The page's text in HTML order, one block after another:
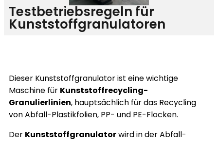
Testbetriebsregeln für
Kunststoffgranulatoren
Dieser Kunststoffgranulator ist eine wichtige
Maschine für Kunststoffrecycling-
Granulierlinien, hauptsächlich für das Recycling
von Abfall-Plastikfolien, PP- und PE-Flocken.
Der Kunststoffgranulatorwird in der Abfall-